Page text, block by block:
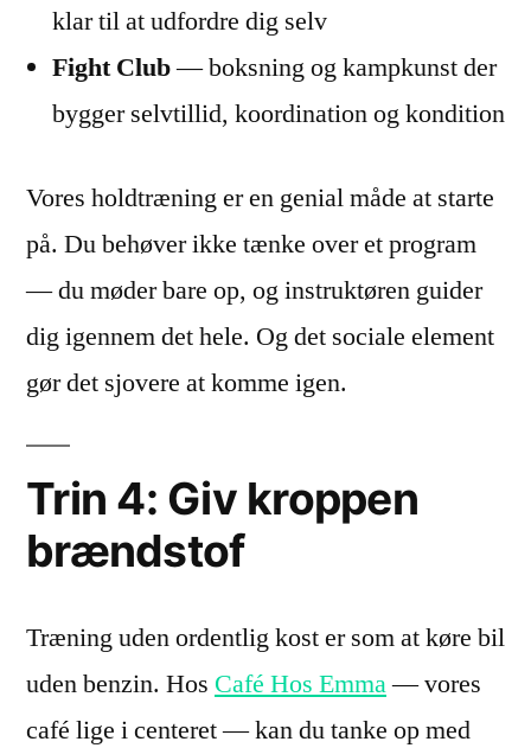
klar til at udfordre dig selv
Fight Club— boksning og kampkunst der
bygger selvtillid, koordination og kondition
Vores holdtræning er en genial måde at starte
på. Du behøver ikke tænke over et program
— du møder bare op, og instruktøren guider
dig igennem det hele. Og det sociale element
gør det sjovere at komme igen.
Trin 4: Giv kroppen
brændstof
Træning uden ordentlig kost er som at køre bil
uden benzin. Hos Café Hos Emma— vores
café lige i centeret — kan du tanke op med